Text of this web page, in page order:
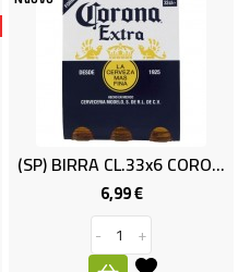
(SP) BIRRA CL.33x6 CORONA 4.5%
6,99 €Prezzo
-
+